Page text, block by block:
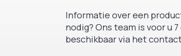
Informatie over een
nodig? Ons team is voor u 7
beschikbaar via het